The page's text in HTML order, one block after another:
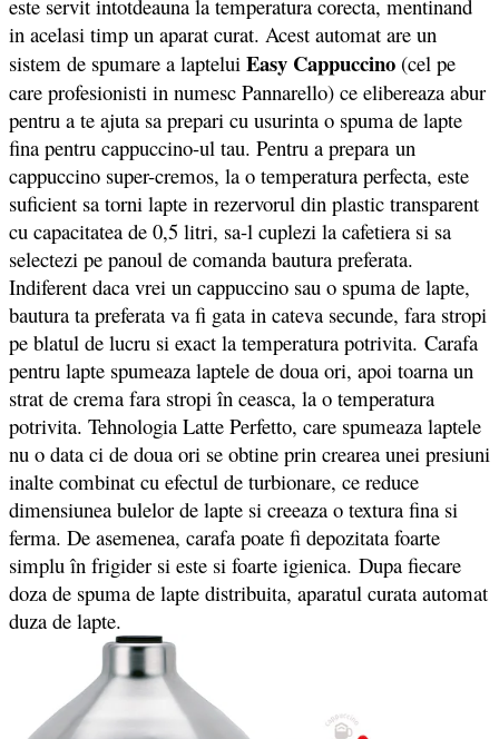
este servit intotdeauna la temperatura corecta, mentinand
in acelasi timp un aparat curat. Acest automat are un
sistem de spumare a laptelui Easy Cappuccino (cel pe
care profesionisti in numesc Pannarello) ce elibereaza abur
pentru a te ajuta sa prepari cu usurinta o spuma de lapte
fina pentru cappuccino-ul tau. Pentru a prepara un
cappuccino super-cremos, la o temperatura perfecta, este
suficient sa torni lapte in rezervorul din plastic transparent
cu capacitatea de 0,5 litri, sa-l cuplezi la cafetiera si sa
selectezi pe panoul de comanda bautura preferata.
Indiferent daca vrei un cappuccino sau o spuma de lapte,
bautura ta preferata va fi gata in cateva secunde, fara stropi
pe blatul de lucru si exact la temperatura potrivita. Carafa
pentru lapte spumeaza laptele de doua ori, apoi toarna un
strat de crema fara stropi în ceasca, la o temperatura
potrivita. Tehnologia Latte Perfetto, care spumeaza laptele
nu o data ci de doua ori se obtine prin crearea unei presiuni
inalte combinat cu efectul de turbionare, ce reduce
dimensiunea bulelor de lapte si creeaza o textura fina si
ferma. De asemenea, carafa poate fi depozitata foarte
simplu în frigider si este si foarte igienica. Dupa fiecare
doza de spuma de lapte distribuita, aparatul curata automat
duza de lapte.